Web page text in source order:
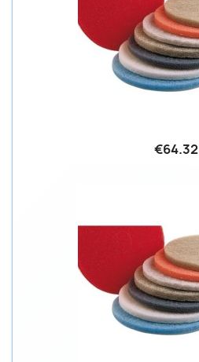
€64.32